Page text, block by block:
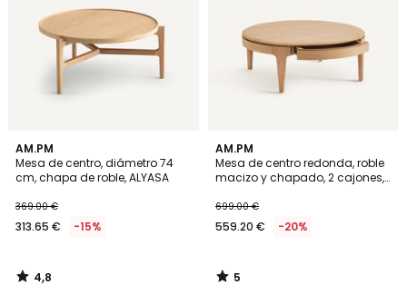
AM.PM
Mesa de centro, diámetro 74
cm, chapa de roble, ALYASA
369.00 €
313.65 € -15%
4,8
/ 5
4,8
/
AM.PM
Mesa de centro redonda, roble
macizo y chapado, 2 cajones,
699.00 €
559.20 € -20%
5
/
5
5
/